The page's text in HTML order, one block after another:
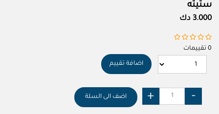
ستيته
3.000 دك
0 تقييمات
اضافة تقييم
اضف الى السلة